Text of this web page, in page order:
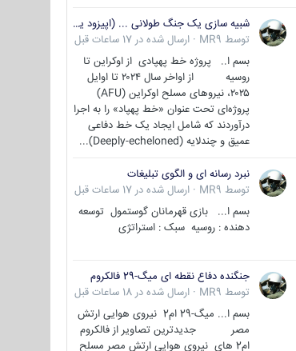
شبیه سازی یک جنگ طولانی ... (اپیزود یکم : اوکراین )
توسط MR9
· ارسال شده در 17 ساعات قبل
بسم ا.. پروژه خط پهپادی از اوکراین تا
روسیه از اواخر سال ۲۰۲۴ تا اوایل
۲۰۲۵، نیروهای مسلح اوکراین (AFU)
پروژه‌ای تحت عنوان «خط پهپاد» را به اجرا
درآوردند که شامل ایجاد یک خط دفاعی
عمیق و چندلایه (Deeply-echeloned)...
نبرد رسانه ای و الگوی تبلیغات
توسط MR9
· ارسال شده در 17 ساعات قبل
بسم ا... بازی قهرمانان گوستمول توسعه
دهنده : روسیه سبک : استراتژی
جنگنده دفاع نقطه ای میگ-29 فالکروم
توسط MR9
· ارسال شده در 18 ساعات قبل
بسم ا... میگ-29 ام2 نیروی هوایی ارتش
مصر جدیدترین تصاویر از فالکروم
ام2 های نیروی هوایی ارتش مصر مسلح